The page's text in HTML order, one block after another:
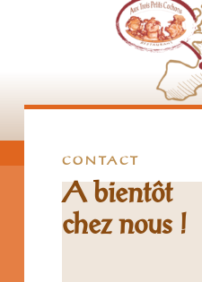
CONTACT
A bientôt
chez nous !